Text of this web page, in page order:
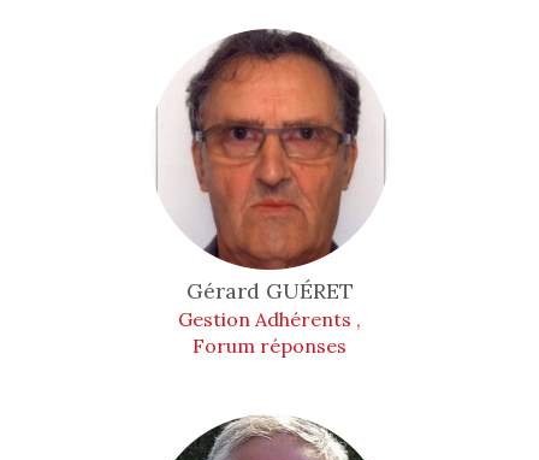
Gérard GUÉRET
Gestion Adhérents ,
Forum réponses